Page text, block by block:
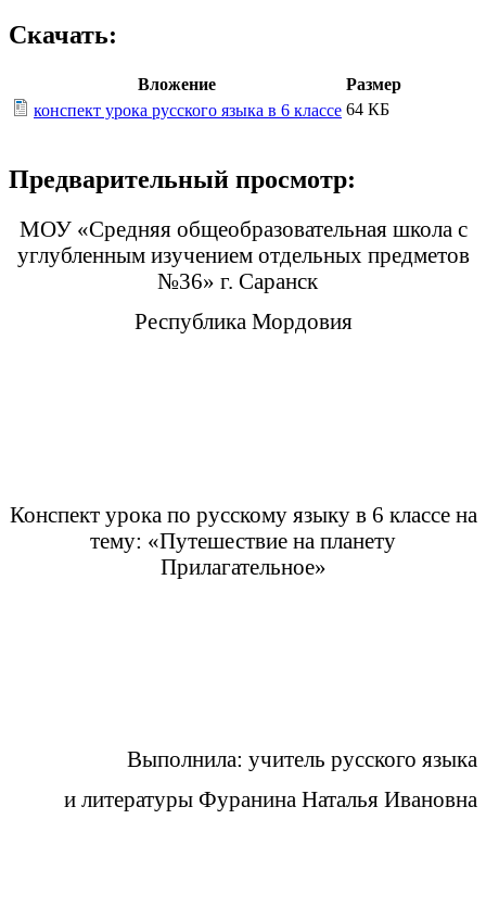
Скачать:
Вложение
Размер
конспект урока русского языка в 6 классе 64 КБ
Предварительный просмотр:
МОУ «Средняя общеобразовательная школа с
углубленным изучением отдельных предметов
№36» г. Саранск
Республика Мордовия
Конспект урока по русскому языку в 6 классе на
тему: «Путешествие на планету
Прилагательное»
Выполнила: учитель русского языка
и литературы Фуранина Наталья Ивановна